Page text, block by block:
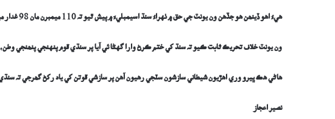
ھيءُ اھو ڏينھن ھو جڏھن ون يونٽ جي حق ۾ ٺهراءُ سنڌ اسيمبليءَ ۾ پيش ٿيوتہ غدار
ون يونٽ خلافتحريڪ ثابت ڪيو تہ سنڌ کي ختم ڪرڻ وارا گهڻا ئي آيا پر سنڌي قوم پنهنجي پنھنجي
ھاڻي ھڪ ڀيرو وري اھڙيون شيطاني سازشون سٽجي رھيون آھن پر سازشي قوتن کي ياد رکڻ گھرجي تہ
نصير اعجاز